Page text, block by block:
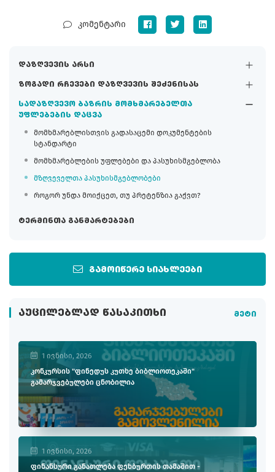
დაზღვევის არსი
ზოგადი რჩევები დაზღვევის შეძენისას
სადაზღვევო ბაზრის მომხმარებელთა
უფლებების დაცვა
მომხმარებლისთვის გადასაცემი დოკუმენტების
სტანდარტი
მომხმარებლების უფლებები და პასუხისმგებლობა
მზღვეველთა პასუხისმგებლობები
როგორ უნდა მოიქცეთ, თუ პრეტენზია გაქვთ?
ტერმინთა განმარტებები
გამოიწერე სიახლეები
ᲐᲣᲪᲘᲚᲔᲑᲚᲐᲓ ᲬᲐᲡᲐᲙᲘᲗᲮᲘ მეტი
1 ივნისი, 2026
კონკურსის "ფინედუს კუთხე ბიბლიოთეკაში"
გამარჯვებულები ცნობილია
1 ივნისი, 2026
ფინანსური განათლება ფეხბურთის თამაშით -
კომენტარი